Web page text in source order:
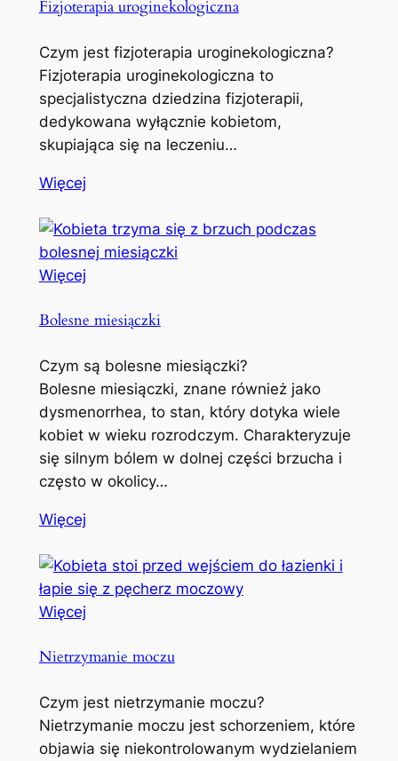
Fizjoterapia uroginekologiczna
Czym jest fizjoterapia uroginekologiczna?
Fizjoterapia uroginekologiczna to
specjalistyczna dziedzina fizjoterapii,
dedykowana wyłącznie kobietom,
skupiająca się na leczeniu…
Więcej
Więcej
Bolesne miesiączki
Czym są bolesne miesiączki?
Bolesne miesiączki, znane również jako
dysmenorrhea, to stan, który dotyka wiele
kobiet w wieku rozrodczym. Charakteryzuje
się silnym bólem w dolnej części brzucha i
często w okolicy…
Więcej
Więcej
Nietrzymanie moczu
Czym jest nietrzymanie moczu?
Nietrzymanie moczu jest schorzeniem, które
objawia się niekontrolowanym wydzielaniem